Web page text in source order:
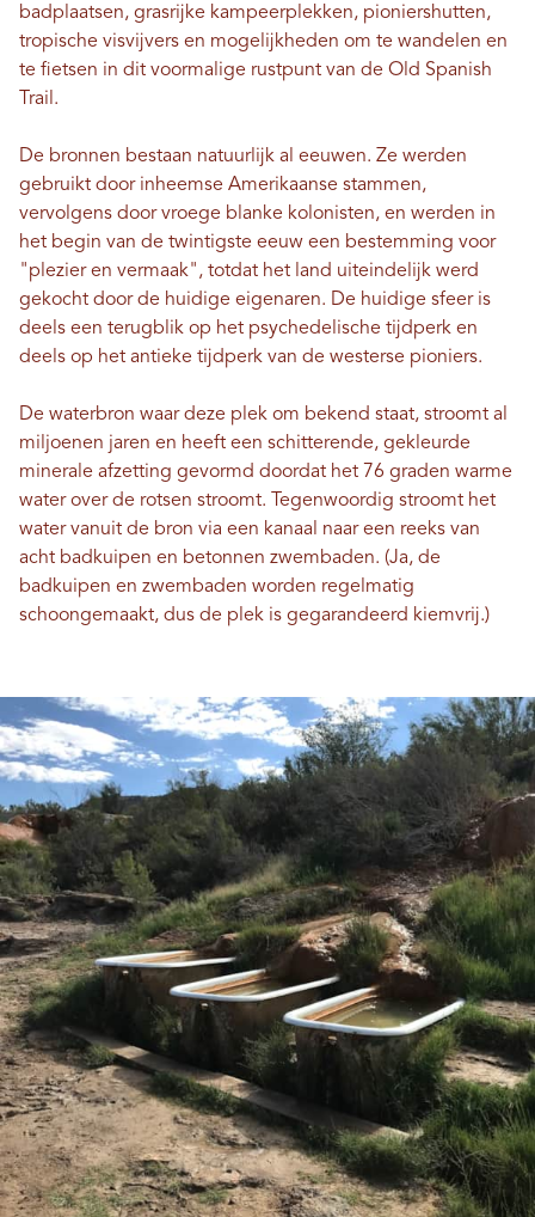
badplaatsen, grasrijke kampeerplekken, pioniershutten,
tropische visvijvers en mogelijkheden om te wandelen en
te fietsen in dit voormalige rustpunt van de Old Spanish
Trail.
De bronnen bestaan ​​natuurlijk al eeuwen. Ze werden
gebruikt door inheemse Amerikaanse stammen,
vervolgens door vroege blanke kolonisten, en werden in
het begin van de twintigste eeuw een bestemming voor
"plezier en vermaak", totdat het land uiteindelijk werd
gekocht door de huidige eigenaren. De huidige sfeer is
deels een terugblik op het psychedelische tijdperk en
deels op het antieke tijdperk van de westerse pioniers.
De waterbron waar deze plek om bekend staat, stroomt al
miljoenen jaren en heeft een schitterende, gekleurde
minerale afzetting gevormd doordat het 76 graden warme
water over de rotsen stroomt. Tegenwoordig stroomt het
water vanuit de bron via een kanaal naar een reeks van
acht badkuipen en betonnen zwembaden. (Ja, de
badkuipen en zwembaden worden regelmatig
schoongemaakt, dus de plek is gegarandeerd kiemvrij.)